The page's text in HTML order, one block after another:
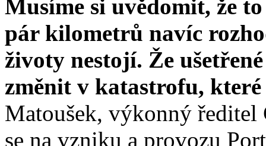
Musíme si uvědomit, že
pár kilometrů navíc
životy nestojí. Že
změnit v katastrofu,
Matoušek, výkonný ředitel
se na vzniku a provozu